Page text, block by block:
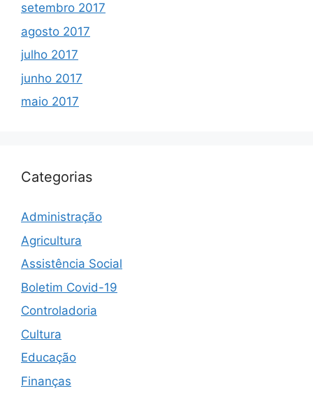
setembro 2017
agosto 2017
julho 2017
junho 2017
maio 2017
Categorias
Administração
Agricultura
Assistência Social
Boletim Covid-19
Controladoria
Cultura
Educação
Finanças